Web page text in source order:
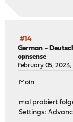
#14
German -
opnsense
February 05, 2023,
Moin
mal probiert
Settings: